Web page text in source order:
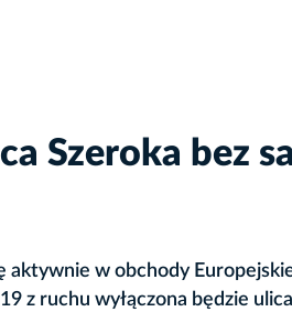
Szeroka bez
aktywnie w obchody
z ruchu wyłączona będzie